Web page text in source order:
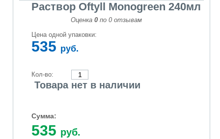
Раствор Oftyll Monogreen 240мл
Оценка 0 по 0 отзывам
Цена одной упаковки:
535 руб.
Кол-во:
Товара нет в наличии
Сумма:
535 руб.